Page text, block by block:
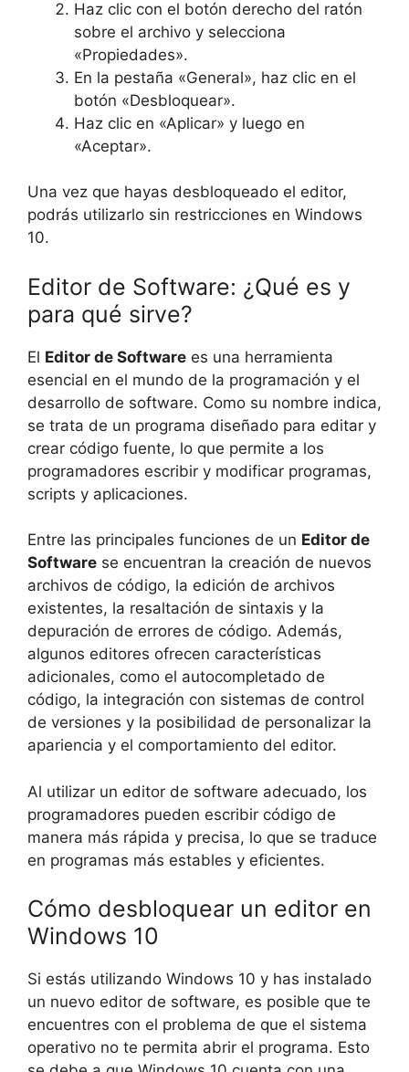
Haz clic con el botón derecho del ratón
sobre el archivo y selecciona
«Propiedades».
En la pestaña «General», haz clic en el
botón «Desbloquear».
Haz clic en «Aplicar» y luego en
«Aceptar».
Una vez que hayas desbloqueado el editor,
podrás utilizarlo sin restricciones en Windows
10.
Editor de Software: ¿Qué es y
para qué sirve?
El Editor de Software es una herramienta
esencial en el mundo de la programación y el
desarrollo de software. Como su nombre indica,
se trata de un programa diseñado para editar y
crear código fuente, lo que permite a los
programadores escribir y modificar programas,
scripts y aplicaciones.
Entre las principales funciones de un Editor de
Software se encuentran la creación de nuevos
archivos de código, la edición de archivos
existentes, la resaltación de sintaxis y la
depuración de errores de código. Además,
algunos editores ofrecen características
adicionales, como el autocompletado de
código, la integración con sistemas de control
de versiones y la posibilidad de personalizar la
apariencia y el comportamiento del editor.
Al utilizar un editor de software adecuado, los
programadores pueden escribir código de
manera más rápida y precisa, lo que se traduce
en programas más estables y eficientes.
Cómo desbloquear un editor en
Windows 10
Si estás utilizando Windows 10 y has instalado
un nuevo editor de software, es posible que te
encuentres con el problema de que el sistema
operativo no te permita abrir el programa. Esto